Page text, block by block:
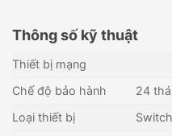
Thông số kỹ thuật
Thiết bị mạng
Chế độ bảo hành
24
Loại thiết bị